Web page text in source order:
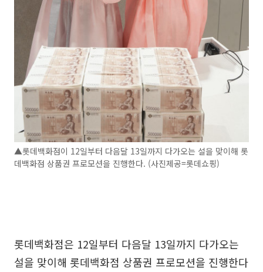
▲롯데백화점이 12일부터 다음달 13일까지 다가오는 설을 맞이해 롯
데백화점 상품권 프로모션을 진행한다. (사진제공=롯데쇼핑)
롯데백화점은 12일부터 다음달 13일까지 다가오는
설을 맞이해 롯데백화점 상품권 프로모션을 진행한다